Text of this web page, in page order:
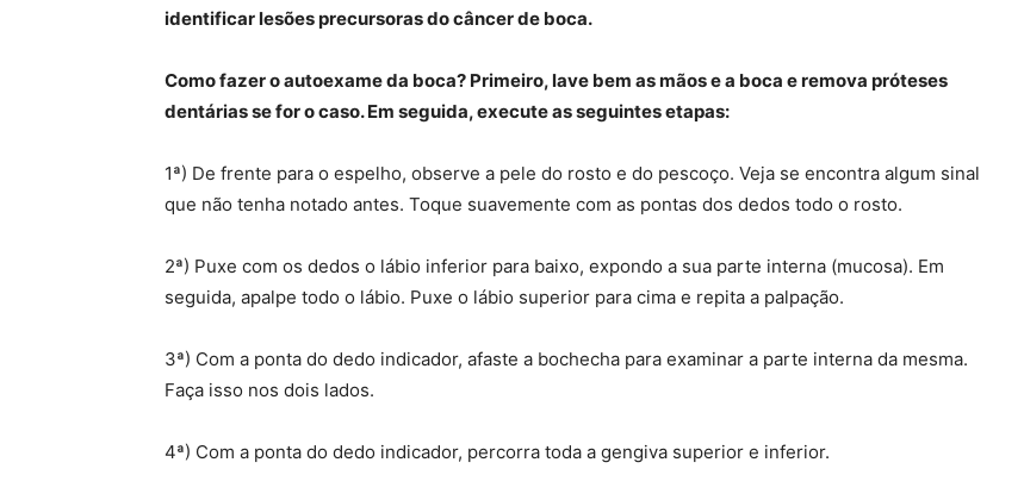
identificar lesões precursoras do câncer de boca.
Como fazer o autoexame da boca? Primeiro, lave bem as mãos e a boca e remova próteses
dentárias se for o caso. Em seguida, execute as seguintes etapas:
1ª) De frente para o espelho, observe a pele do rosto e do pescoço. Veja se encontra algum sinal
que não tenha notado antes. Toque suavemente com as pontas dos dedos todo o rosto.
2ª) Puxe com os dedos o lábio inferior para baixo, expondo a sua parte interna (mucosa). Em
seguida, apalpe todo o lábio. Puxe o lábio superior para cima e repita a palpação.
3ª) Com a ponta do dedo indicador, afaste a bochecha para examinar a parte interna da mesma.
Faça isso nos dois lados.
4ª) Com a ponta do dedo indicador, percorra toda a gengiva superior e inferior.